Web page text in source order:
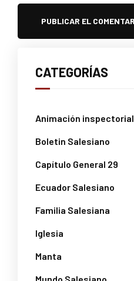
CATEGORÍAS
Animación inspectorial
Boletin Salesiano
Capítulo General 29
Ecuador Salesiano
Familia Salesiana
Iglesia
Manta